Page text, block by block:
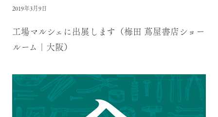
2019年3月9日
工場マルシェに出展します（梅田 蔦屋書店ショー
ルーム｜大阪）